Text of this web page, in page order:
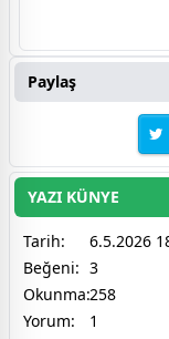
Paylaş
YAZI KÜNYE
Tarih:
6.5.2026
Beğeni: 3
Okunma:258
Yorum:
1